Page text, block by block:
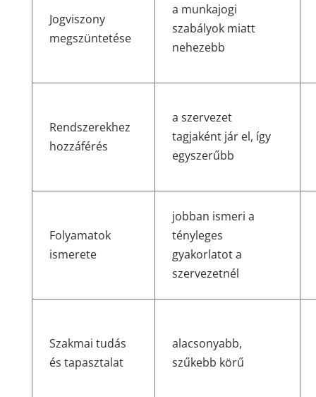
Jogviszony
megszüntetése
a munkajogi
szabályok miatt
nehezebb
Rendszerekhez
hozzáférés
a szervezet
tagjaként jár el, így
egyszerűbb
Folyamatok
ismerete
jobban ismeri a
tényleges
gyakorlatot a
szervezetnél
Szakmai tudás
és tapasztalat
alacsonyabb,
szűkebb körű